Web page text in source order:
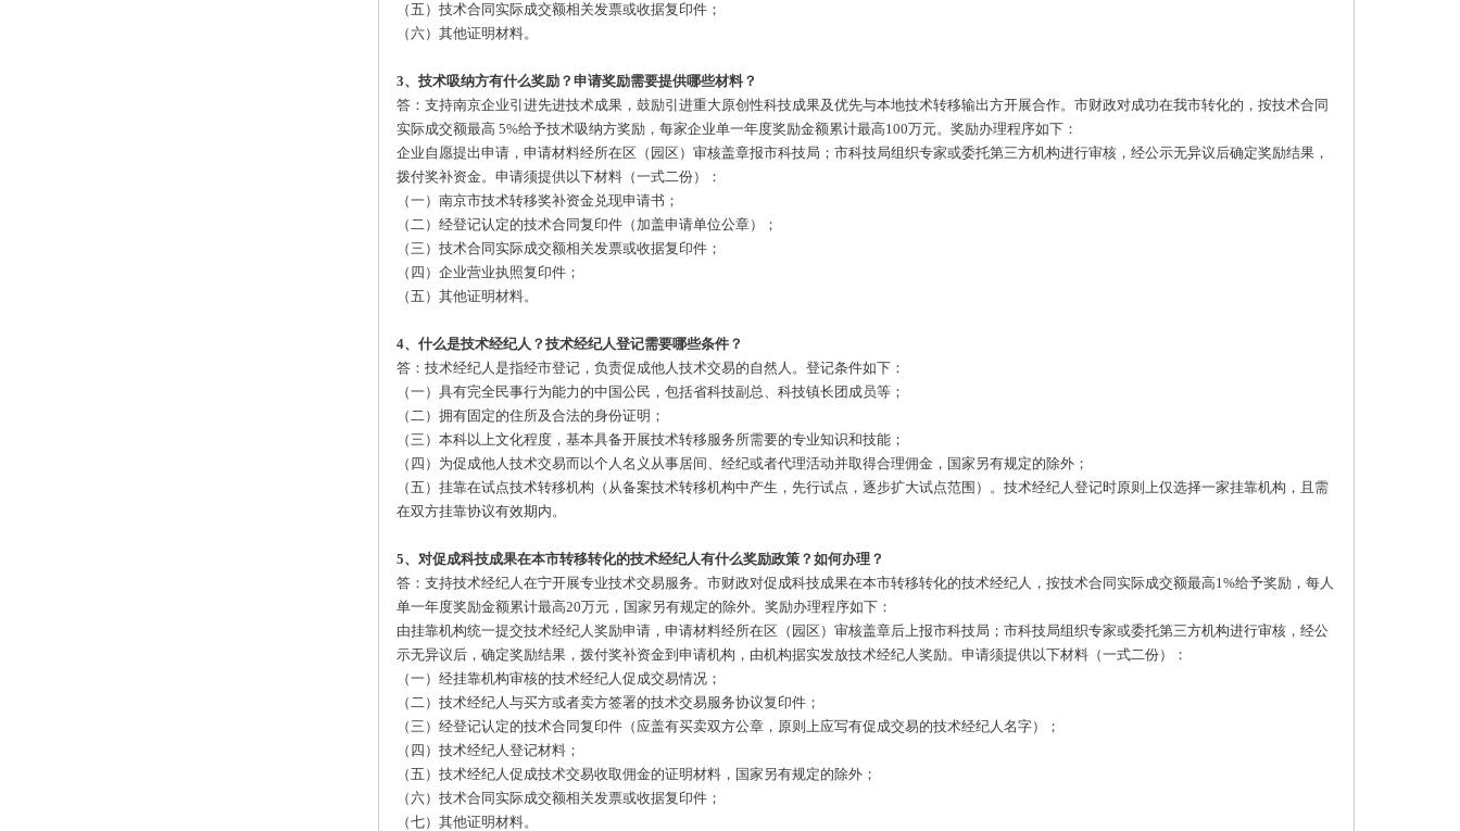
（五）技术合同实际成交额相关发票或收据复印件；
（六）其他证明材料。
3、技术吸纳方有什么奖励？申请奖励需要提供哪些材料？
答：支持南京企业引进先进技术成果，鼓励引进重大原创性科技成果及优先与本地技术转移输出方开展合作。市财政对成功在我市转化的，按技术合同
实际成交额最高 5%给予技术吸纳方奖励，每家企业单一年度奖励金额累计最高100万元。奖励办理程序如下：
企业自愿提出申请，申请材料经所在区（园区）审核盖章报市科技局；市科技局组织专家或委托第三方机构进行审核，经公示无异议后确定奖励结果，
拨付奖补资金。申请须提供以下材料（一式二份）：
（一）南京市技术转移奖补资金兑现申请书；
（二）经登记认定的技术合同复印件（加盖申请单位公章）；
（三）技术合同实际成交额相关发票或收据复印件；
（四）企业营业执照复印件；
（五）其他证明材料。
4、什么是技术经纪人？技术经纪人登记需要哪些条件？
答：技术经纪人是指经市登记，负责促成他人技术交易的自然人。登记条件如下：
（一）具有完全民事行为能力的中国公民，包括省科技副总、科技镇长团成员等；
（二）拥有固定的住所及合法的身份证明；
（三）本科以上文化程度，基本具备开展技术转移服务所需要的专业知识和技能；
（四）为促成他人技术交易而以个人名义从事居间、经纪或者代理活动并取得合理佣金，国家另有规定的除外；
（五）挂靠在试点技术转移机构（从备案技术转移机构中产生，先行试点，逐步扩大试点范围）。技术经纪人登记时原则上仅选择一家挂靠机构，且需
在双方挂靠协议有效期内。
5、对促成科技成果在本市转移转化的技术经纪人有什么奖励政策？如何办理？
答：支持技术经纪人在宁开展专业技术交易服务。市财政对促成科技成果在本市转移转化的技术经纪人，按技术合同实际成交额最高1%给予奖励，每人
单一年度奖励金额累计最高20万元，国家另有规定的除外。奖励办理程序如下：
由挂靠机构统一提交技术经纪人奖励申请，申请材料经所在区（园区）审核盖章后上报市科技局；市科技局组织专家或委托第三方机构进行审核，经公
示无异议后，确定奖励结果，拨付奖补资金到申请机构，由机构据实发放技术经纪人奖励。申请须提供以下材料（一式二份）：
（一）经挂靠机构审核的技术经纪人促成交易情况；
（二）技术经纪人与买方或者卖方签署的技术交易服务协议复印件；
（三）经登记认定的技术合同复印件（应盖有买卖双方公章，原则上应写有促成交易的技术经纪人名字）；
（四）技术经纪人登记材料；
（五）技术经纪人促成技术交易收取佣金的证明材料，国家另有规定的除外；
（六）技术合同实际成交额相关发票或收据复印件；
（七）其他证明材料。